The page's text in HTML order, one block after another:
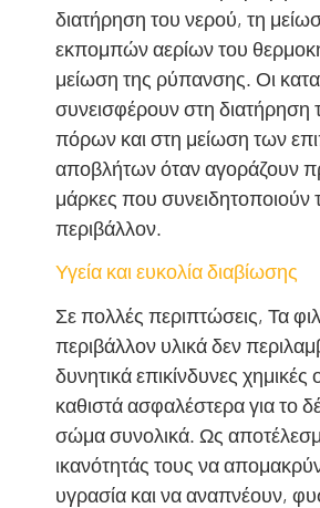
διατήρηση του νερού, τη
εκπομπών αερίων του
μείωση της ρύπανσης. Οι
συνεισφέρουν στη
πόρων και στη μείωση των
αποβλήτων όταν αγοράζουν
μάρκες που συνειδητοποιούν
περιβάλλον.
Υγεία και ευκολία διαβίωσης
Σε πολλές περιπτώσεις, Τα
περιβάλλον υλικά δεν
δυνητικά επικίνδυνες
καθιστά ασφαλέστερα για το
σώμα συνολικά. Ως
ικανότητάς τους να
υγρασία και να αναπνέουν,